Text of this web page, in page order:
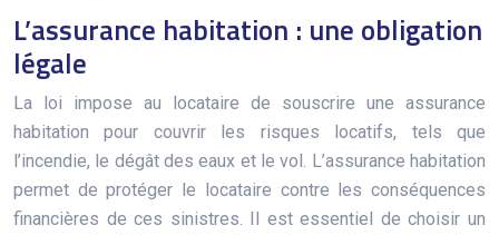
L’assurance habitation : une obligation
légale
La loi impose au locataire de souscrire une assurance
habitation pour couvrir les risques locatifs, tels que
l’incendie, le dégât des eaux et le vol. L’assurance habitation
permet de protéger le locataire contre les conséquences
financières de ces sinistres. Il est essentiel de choisir un